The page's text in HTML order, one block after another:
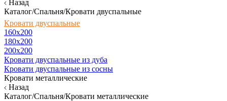
Назад
Каталог/Спальня/Кровати двуспальные
Кровати двуспальные
160х200
180x200
200x200
Кровати двуспальные из дуба
Кровати двуспальные из сосны
Кровати металлические
Назад
Каталог/Спальня/Кровати металлические